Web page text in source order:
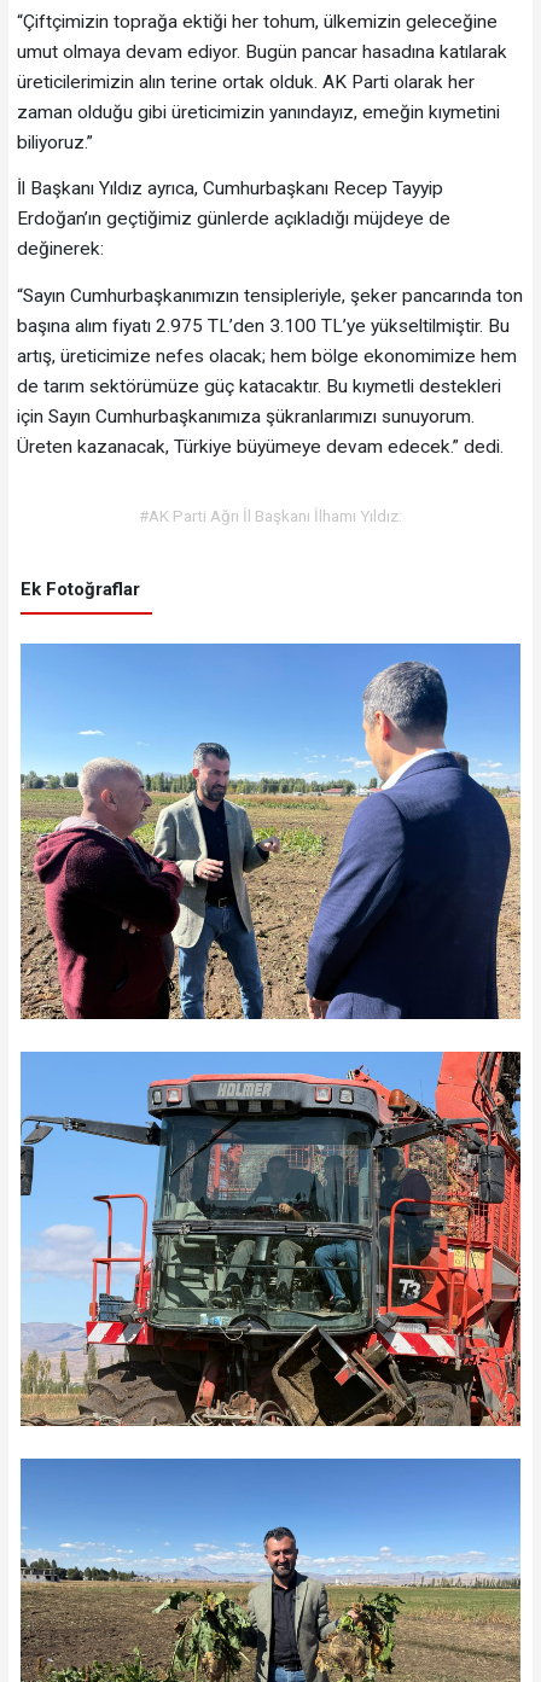
“Çiftçimizin toprağa ektiği her tohum, ülkemizin geleceğine
umut olmaya devam ediyor. Bugün pancar hasadına katılarak
üreticilerimizin alın terine ortak olduk. AK Parti olarak her
zaman olduğu gibi üreticimizin yanındayız, emeğin kıymetini
biliyoruz.”
İl Başkanı Yıldız ayrıca, Cumhurbaşkanı Recep Tayyip
Erdoğan’ın geçtiğimiz günlerde açıkladığı müjdeye de
değinerek:
“Sayın Cumhurbaşkanımızın tensipleriyle, şeker pancarında ton
başına alım fiyatı 2.975 TL’den 3.100 TL’ye yükseltilmiştir. Bu
artış, üreticimize nefes olacak; hem bölge ekonomimize hem
de tarım sektörümüze güç katacaktır. Bu kıymetli destekleri
için Sayın Cumhurbaşkanımıza şükranlarımızı sunuyorum.
Üreten kazanacak, Türkiye büyümeye devam edecek.” dedi.
#AK Parti Ağrı İl Başkanı İlhamı Yıldız:
Ek Fotoğraflar